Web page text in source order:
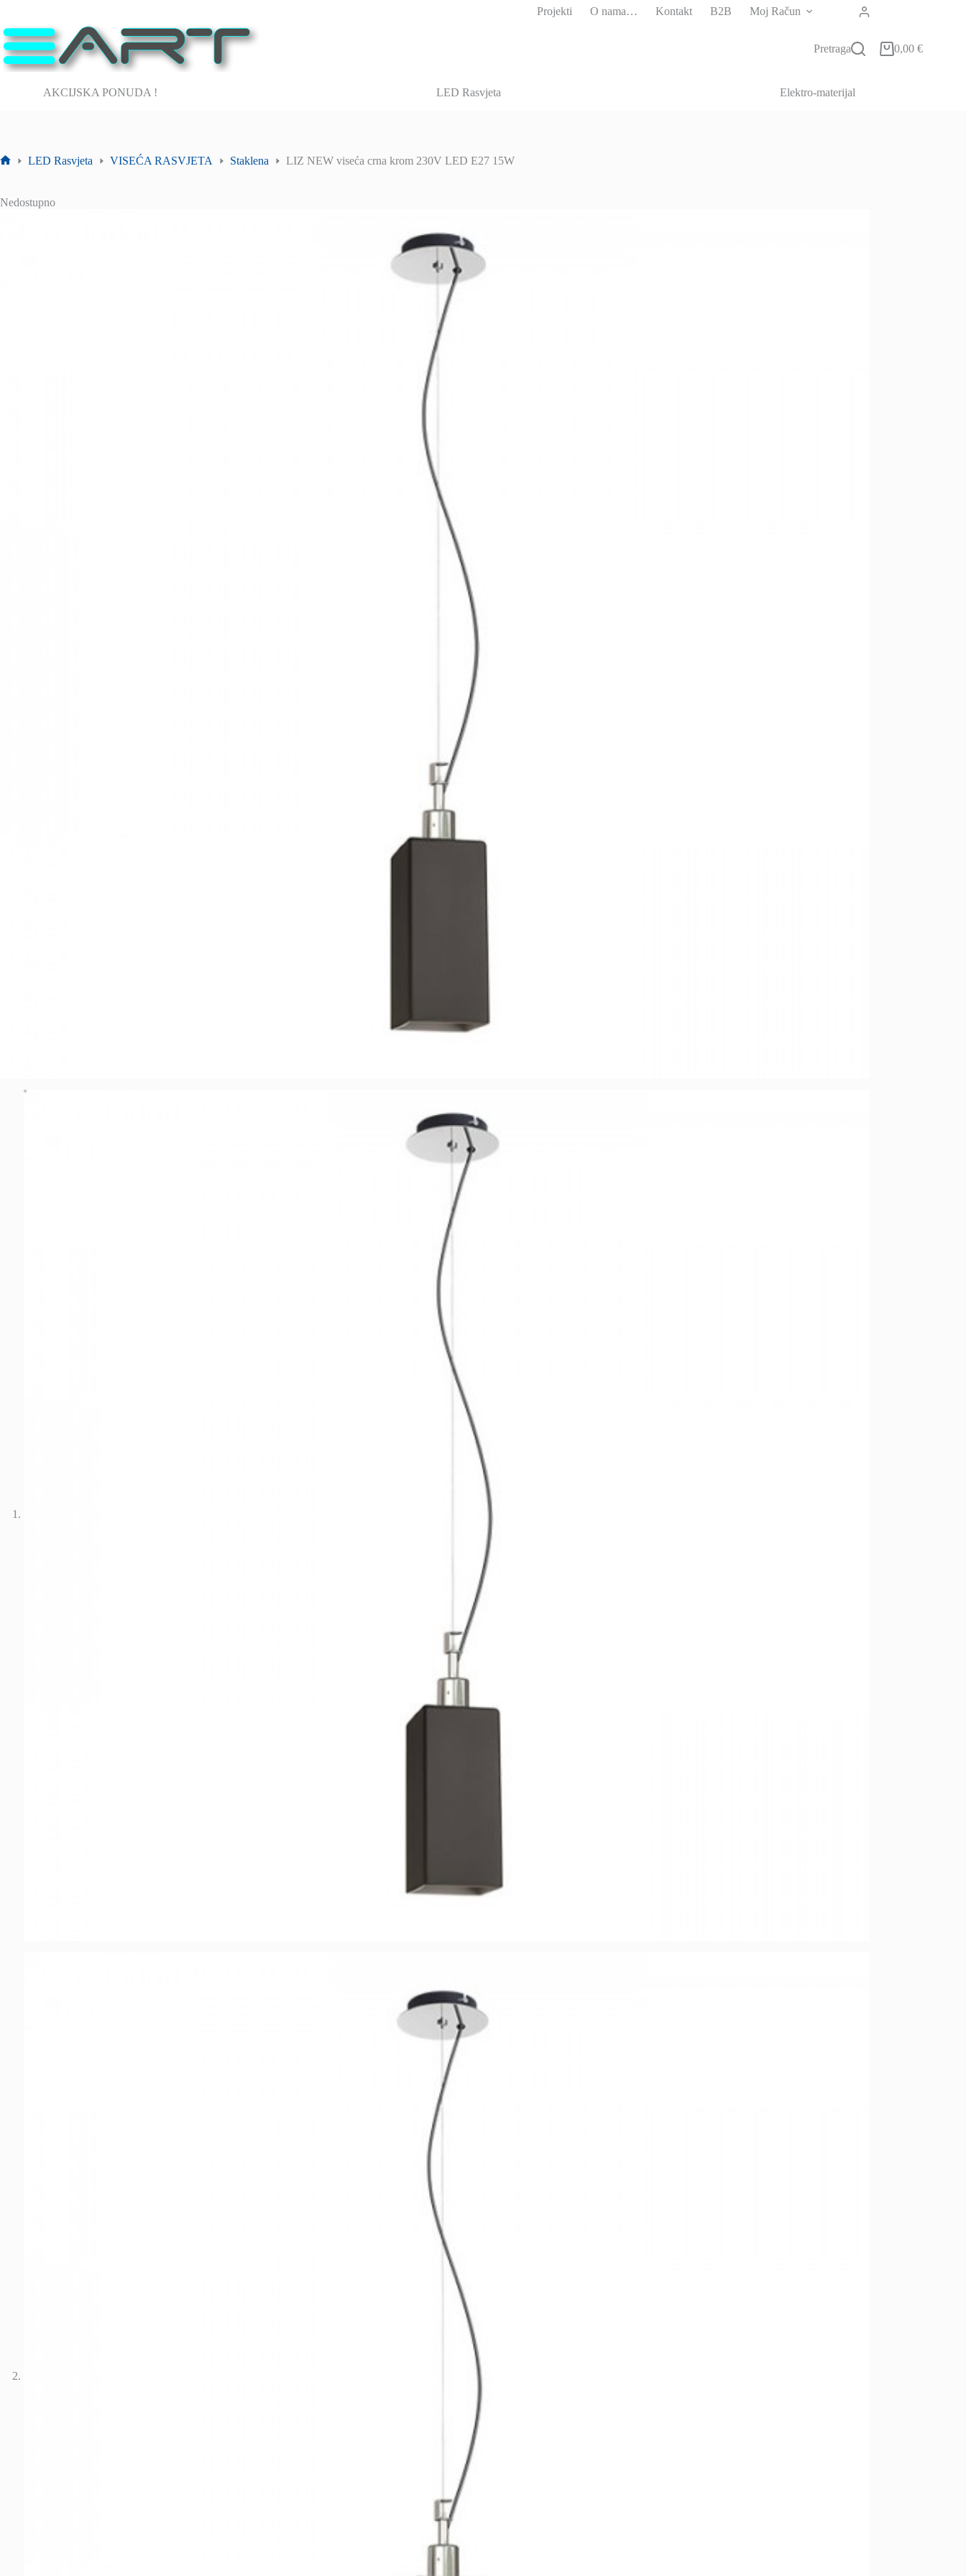
sadržaj
Projekti O nama… Kontakt B2B Moj Račun
Pretraga Košarica
0,00 €
AKCIJSKA PONUDA ! LED Rasvjeta Elektro-materijal
LED Rasvjeta VISEĆA RASVJETA Staklena LIZ NEW viseća crna krom 230V LED E27 15W
Nedostupno